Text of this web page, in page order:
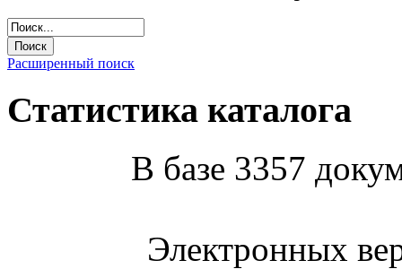
Расширенный поиск
Статистика каталога
В базе 3357
Электронных